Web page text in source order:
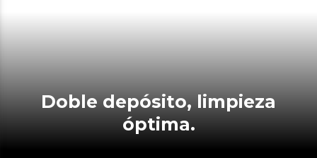
Doble depósito, limpieza
óptima.